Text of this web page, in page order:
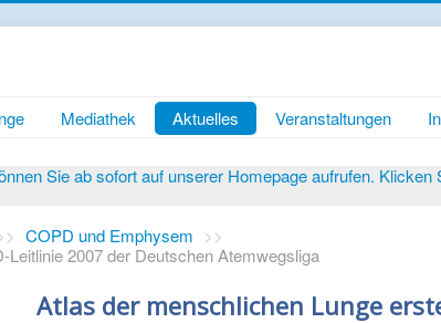
Mediathek Aktuelles Veranstaltungen
Sie ab sofort auf unserer Homepage aufrufen.
COPD und Emphysem >>
Leitlinie 2007 der Deutschen Atemwegsliga
Atlas der menschlichen Lunge